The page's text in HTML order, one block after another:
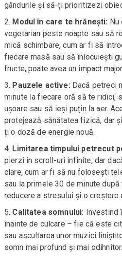
gândurile și să-ți prioritizezi
Modul în care te hrănești: Nu
vegetarian peste noapte sau să
mică schimbare, cum ar fi să
fiecare masă sau să înlocuiești
fructe, poate avea un impact
Pauzele active: Dacă petreci
minute la fiecare oră să te ridici,
ușoare sau să ieși puțin la aer.
protejează sănătatea fizică, dar
ți o doză de energie nouă.
Limitarea timpului petrecut
pierzi în scroll-uri infinite, dar
clare, cum ar fi să nu folosești
sau la primele 30 de minute
reducere a stresului și o creștere
Calitatea somnului: Investind
înainte de culcare – fie că este
sau ascultarea unor muzici
somn mai profund și mai odihnitor.